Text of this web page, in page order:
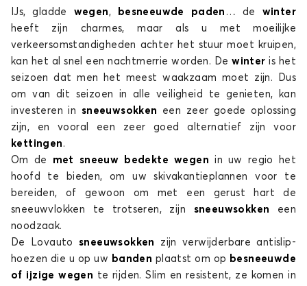
COMPASS
Sneeuwsokken voor JEEP COMPASS
GRAND CHEROKEE
IJs, gladde wegen, besneeuwde paden … de winter
heeft zijn charmes, maar als u met moeilijke
verkeersomstandigheden achter het stuur moet kruipen,
kan het al snel een nachtmerrie worden. Dewinteris het
seizoen dat men het meest waakzaam moet zijn. Dus
om van dit seizoen in alle veiligheid te genieten, kan
investeren in sneeuwsokken een zeer goede oplossing
zijn, en vooral een zeer goed alternatief zijn voor
kettingen .
Om de met sneeuw bedekte wegenin uw regio het
hoofd te bieden, om uw skivakantieplannen voor te
bereiden, of gewoon om met een gerust hart de
sneeuwvlokken te trotseren, zijn sneeuwsokken een
noodzaak.
De Lovauto
sneeuwsokken zijn verwijderbare antislip-
hoezen die u op uw banden plaatst om op besneeuwde
of ijzige wegen te rijden. Slim en resistent, ze komen in